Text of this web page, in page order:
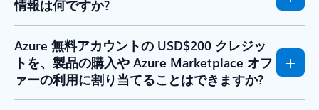
情報は何ですか?
Azure 無料アカウントの USD$200 クレジッ
トを、製品の購入や Azure Marketplace オフ
ァーの利用に割り当てることはできますか?